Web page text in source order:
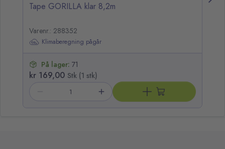
Tape GORILLA klar 8,2m
Varenr.: 288352
Klimaberegning pågår
På lager: 71
kr 169,00 Stk (1 stk)